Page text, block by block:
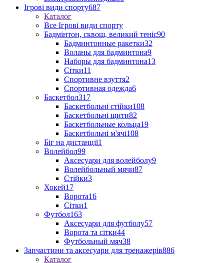
Ігрові види спорту687
Каталог
Все Ігрові види спорту
Бадмінтон, сквош, великий теніс90
Бадминтонные ракетки32
Воланы для бадминтона9
Наборы для бадминтона13
Сітки11
Спортивне взуття2
Спортивная одежда6
Баскетбол317
Баскетбольні стійки108
Баскетбольні щити82
Баскетбольные кольца19
Баскетбольні м'ячі108
Біг на дистанції1
Волейбол99
Аксесуари для волейболу9
Волейбольный мячи87
Стійки3
Хокей17
Ворота16
Сітки1
Футбол163
Аксесуари для футболу57
Ворота та сітки44
Футбольный мяч38
Запчастини та аксесуари для тренажерів886
Каталог